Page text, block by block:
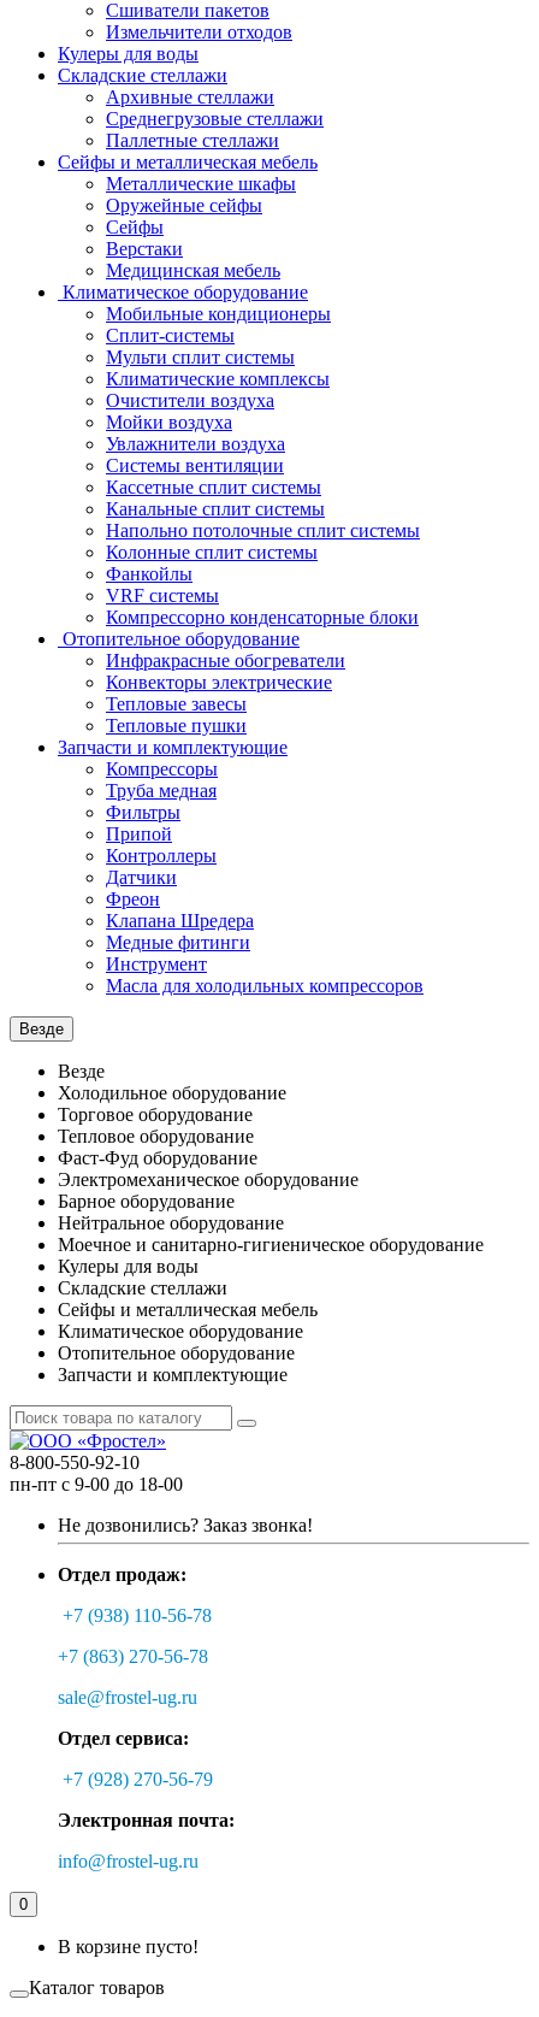
Сшиватели пакетов
Измельчители отходов
Кулеры для воды
Складские стеллажи
Архивные стеллажи
Среднегрузовые стеллажи
Паллетные стеллажи
Сейфы и металлическая мебель
Металлические шкафы
Оружейные сейфы
Сейфы
Верстаки
Медицинская мебель
Климатическое оборудование
Мобильные кондиционеры
Сплит-системы
Мульти сплит системы
Климатические комплексы
Очистители воздуха
Мойки воздуха
Увлажнители воздуха
Системы вентиляции
Кассетные сплит системы
Канальные сплит системы
Напольно потолочные сплит системы
Колонные сплит системы
Фанкойлы
VRF системы
Компрессорно конденсаторные блоки
Отопительное оборудование
Инфракрасные обогреватели
Конвекторы электрические
Тепловые завесы
Тепловые пушки
Запчасти и комплектующие
Компрессоры
Труба медная
Фильтры
Припой
Контроллеры
Датчики
Фреон
Клапана Шредера
Медные фитинги
Инструмент
Масла для холодильных компрессоров
Везде
Везде
Холодильное оборудование
Торговое оборудование
Тепловое оборудование
Фаст-Фуд оборудование
Электромеханическое оборудование
Барное оборудование
Нейтральное оборудование
Моечное и санитарно-гигиеническое оборудование
Кулеры для воды
Складские стеллажи
Сейфы и металлическая мебель
Климатическое оборудование
Отопительное оборудование
Запчасти и комплектующие
8-800-550-92-10
пн-пт с 9-00 до 18-00
Не дозвонились? Заказ звонка!
Отдел продаж:
+7 (938) 110-56-78
+7 (863) 270-56-78
sale@frostel-ug.ru
Отдел сервиса:
+7 (928) 270-56-79
Электронная почта:
info@frostel-ug.ru
0
В корзине пусто!
Каталог товаров